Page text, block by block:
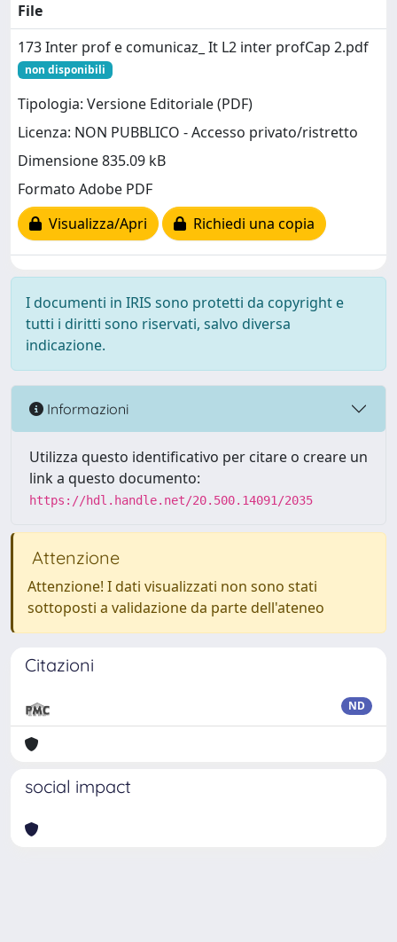
File
173 Inter prof e comunicaz_ It L2 inter profCap 2.pdf
non disponibili
Tipologia: Versione Editoriale (PDF)
Licenza: NON PUBBLICO - Accesso privato/ristretto
Dimensione 835.09 kB
Formato Adobe PDF
Visualizza/Apri
Richiedi una copia
I documenti in IRIS sono protetti da copyright e
tutti i diritti sono riservati, salvo diversa
indicazione.
Informazioni
Utilizza questo identificativo per citare o creare un
link a questo documento:
https://hdl.handle.net/20.500.14091/2035
Attenzione
Attenzione! I dati visualizzati non sono stati
sottoposti a validazione da parte dell'ateneo
Citazioni
ND
social impact